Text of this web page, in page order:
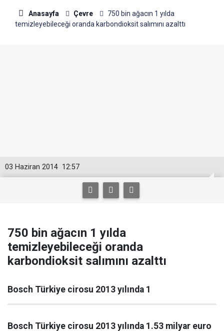
Anasayfa Çevre
750 bin ağacın 1 yılda
temizleyebileceği oranda karbondioksit salımını azalttı
12:57
03 Haziran 2014
750 bin ağacın 1 yılda
temizleyebileceği oranda
karbondioksit salımını azalttı
Bosch Türkiye cirosu 2013 yılında 1
Bosch Türkiye cirosu 2013 yılında 1.53 milyar euro